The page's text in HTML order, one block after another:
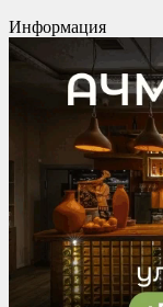
Информация